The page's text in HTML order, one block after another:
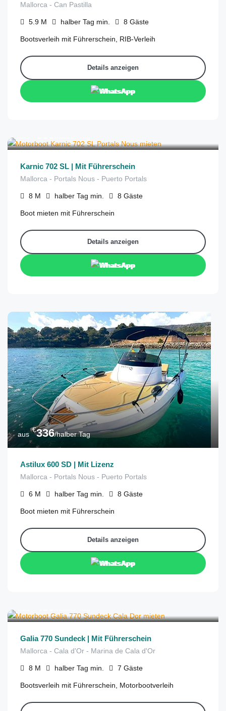
Mallorca - Can Pastilla
5.9 M halber Tag min. 8 Gäste
Bootsverleih mit Führerschein, RIB-Verleih
Details anzeigen
WhatsApp
Karnic 702 SL | Mit Führerschein
Mallorca - Portals Nous - Puerto Portals
8 M halber Tag min. 8 Gäste
Boot mieten mit Führerschein
Details anzeigen
WhatsApp
aus
€336/halber Tag
Astilux 600 SD | Mit Lizenz
Mallorca - Portals Nous - Puerto Portals
6 M halber Tag min. 8 Gäste
Boot mieten mit Führerschein
Details anzeigen
WhatsApp
Galia 770 Sundeck | Mit Führerschein
Mallorca - Cala d'Or - Marina de Cala d'Or
8 M halber Tag min. 7 Gäste
Bootsverleih mit Führerschein, Motorbootverleih